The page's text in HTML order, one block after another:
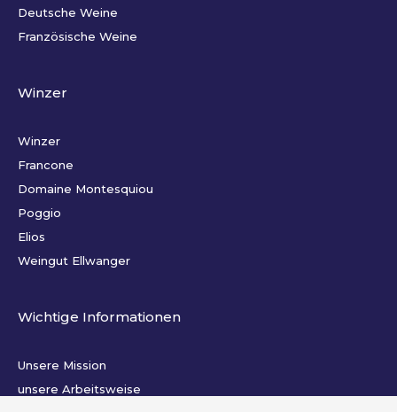
Deutsche Weine
Französische Weine
Winzer
Winzer
Francone
Domaine Montesquiou
Poggio
Elios
Weingut Ellwanger
Wichtige Informationen
Unsere Mission
unsere Arbeitsweise